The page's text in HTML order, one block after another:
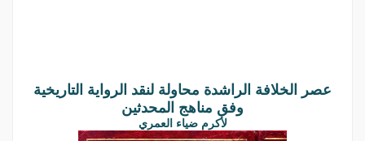
عصر الخلافة الراشدة محاولة لنقد الرواية التاريخية
وفق مناهج المحدثين
لأكرم ضياء العمري